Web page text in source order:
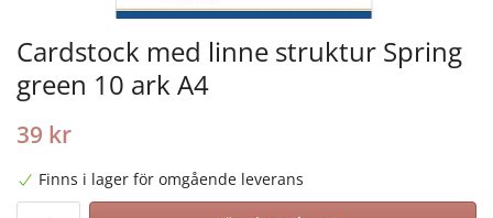
Cardstock med linne struktur Spring
green 10 ark A4
39 kr
Finns i lager för omgående leverans